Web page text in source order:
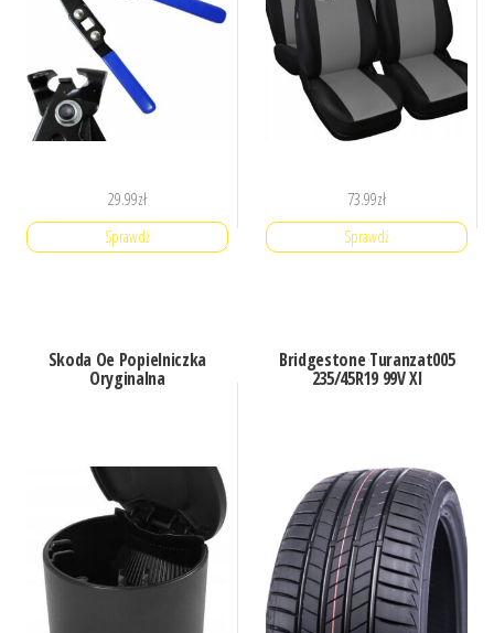
29.99zł
Sprawdź
73.99zł
Sprawdź
Skoda Oe Popielniczka
Oryginalna
Bridgestone Turanzat005
235/45R19 99V Xl